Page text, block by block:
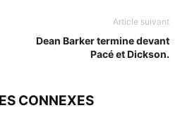
Article suivant
Dean Barker termine devant
Pacé et Dickson.
CONNEXES